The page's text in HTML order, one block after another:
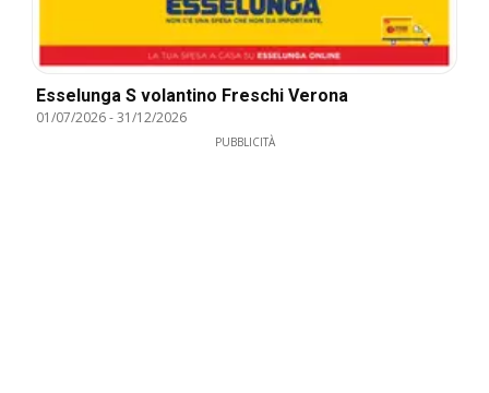
Esselunga S volantino Freschi Verona
01/07/2026-31/12/2026
PUBBLICITÀ